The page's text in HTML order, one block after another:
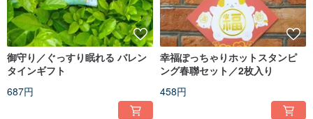
御守り／ぐっすり眠れる バレン
タインギフト
687円
幸福ぽっちゃりホットスタンピ
ング春聯セット／2枚入り
458円